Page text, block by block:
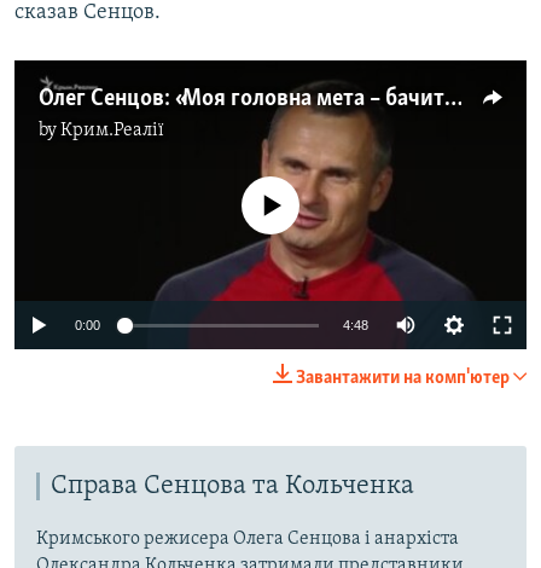
сказав Сенцов.
Олег Сенцов: «Моя головна мета – бачити Україну вільною і незалежною» (відео)
byКрим.Реалії
Auto 240p 360p 480p
720p
No media source currently available
0:00 4:48
480p
1080p
Завантажити на комп'ютер
Справа Сенцова та Кольченка
Кримського режисера Олега Сенцова і анархіста